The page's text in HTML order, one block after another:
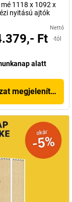
mé 1118 x 1092 x
nyitású ajtók
Nettó
Ft -tól
alatt
megjelenítése